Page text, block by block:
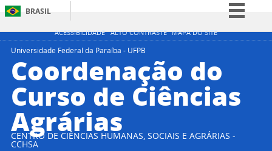
ACESSIBILIDADE ALTO CONTRASTE MAPA DO SITE
BRASIL
Simplifique!
Participe
Acesso à informação
Legislação
Universidade Federal da Paraíba - UFPB
Coordenação do
Curso de Ciências
Agrárias
CENTRO DE CIÊNCIAS HUMANAS, SOCIAIS E AGRÁRIAS -
CCHSA